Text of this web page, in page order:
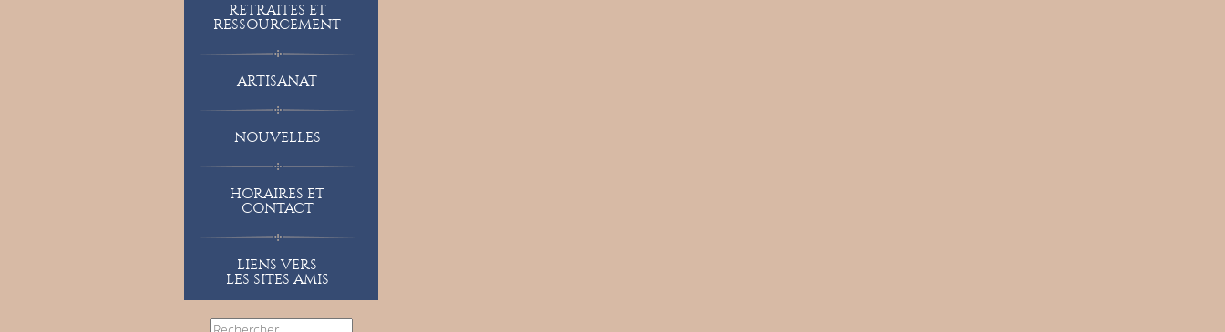
RETRAITES ET
RESSOURCEMENT
ARTISANAT
NOUVELLES
HORAIRES ET
CONTACT
LIENS VERS
LES SITES AMIS